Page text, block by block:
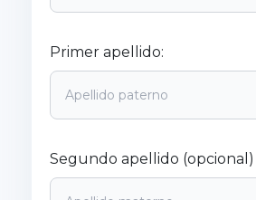
Primer apellido:
Segundo apellido (opcional)